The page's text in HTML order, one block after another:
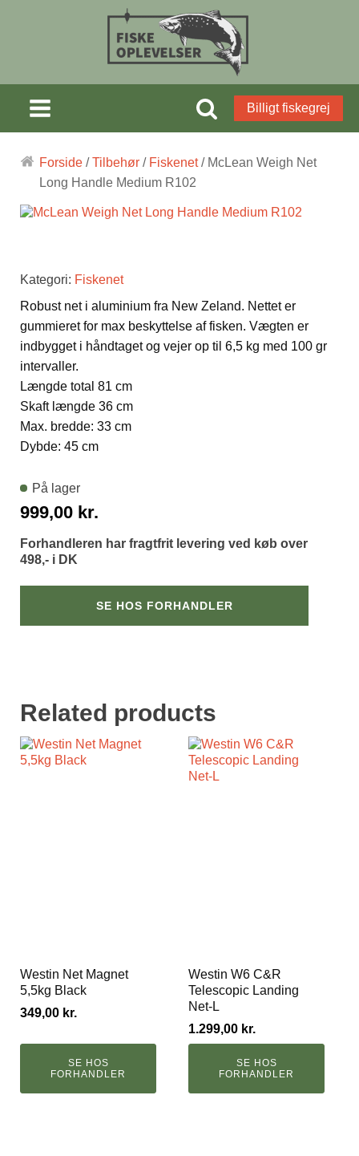
Billigt fiskegrej
Forside /Tilbehør / Fiskenet/ McLean Weigh Net
Long Handle Medium R102
Kategori: Fiskenet
Robust net i aluminium fra New Zeland. Nettet er
gummieret for max beskyttelse af fisken. Vægten er
indbygget i håndtaget og vejer op til 6,5 kg med 100 gr
intervaller.
Længde total 81 cm
Skaft længde 36 cm
Max. bredde: 33 cm
Dybde: 45 cm
999,00 kr.
På lager
Forhandleren har fragtfrit levering ved køb over
498,- i DK
SE HOS FORHANDLER
Related products
Westin Net Magnet
5,5kg Black
349,00 kr.
SE HOS
FORHANDLER
Westin W6 C&R
Telescopic Landing
Net-L
1.299,00 kr.
SE HOS
FORHANDLER